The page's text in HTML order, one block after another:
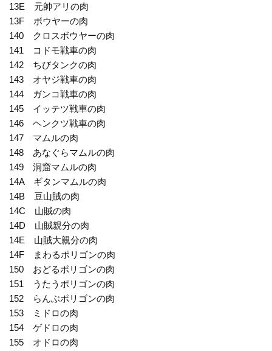
13E 元帥アリの肉
13F ボウヤーの肉
140 クロスボウヤーの肉
141 コドモ戦車の肉
142 ちびタンクの肉
143 オヤジ戦車の肉
144 ガンコ戦車の肉
145 イッテツ戦車の肉
146 ヘンクツ戦車の肉
147 マムルの肉
148 あなぐらマムルの肉
149 洞窟マムルの肉
14A ギタンマムルの肉
14B 豆山賊の肉
14C 山賊の肉
14D 山賊親分の肉
14E 山賊大親分の肉
14F まわるポリゴンの肉
150 おどるポリゴンの肉
151 うたうポリゴンの肉
152 らんぶポリゴンの肉
153 ミドロの肉
154 ゲドロの肉
155 オドロの肉